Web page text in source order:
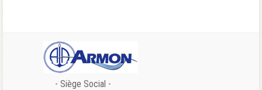
- Siège Social -